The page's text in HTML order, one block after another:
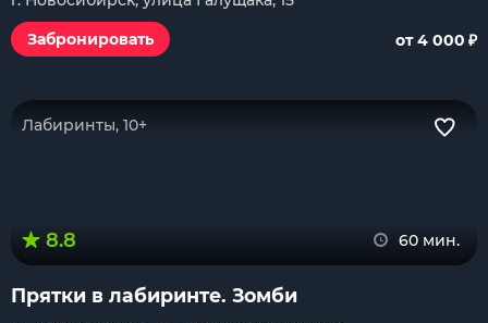
Забронировать
от 4 000 ₽
Лабиринты, 10+
8.8 60 мин.
Прятки в лабиринте. Зомби